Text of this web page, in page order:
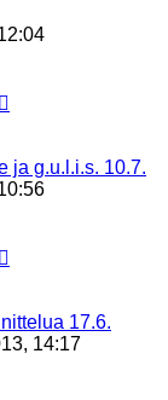
ja g.u.l.i.s. 10.7.
17.6.
14:17